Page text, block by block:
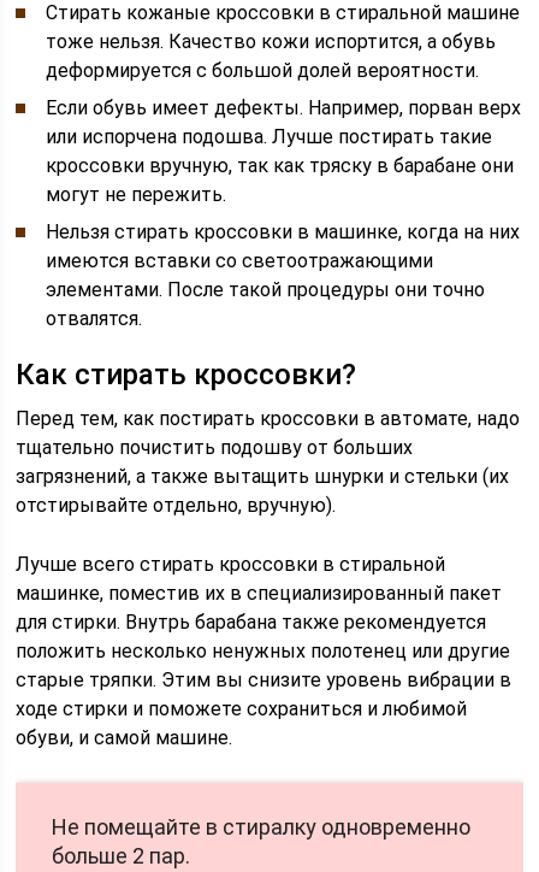
Стирать кожаные кроссовки в стиральной машине
тоже нельзя. Качество кожи испортится, а обувь
деформируется с большой долей вероятности.
Если обувь имеет дефекты. Например, порван верх
или испорчена подошва. Лучше постирать такие
кроссовки вручную, так как тряску в барабане они
могут не пережить.
Нельзя стирать кроссовки в машинке, когда на них
имеются вставки со светоотражающими
элементами. После такой процедуры они точно
отвалятся.
Как стирать кроссовки?
Перед тем, как постирать кроссовки в автомате, надо
тщательно почистить подошву от больших
загрязнений, а также вытащить шнурки и стельки (их
отстирывайте отдельно, вручную).
Лучше всего стирать кроссовки в стиральной
машинке, поместив их в специализированный пакет
для стирки. Внутрь барабана также рекомендуется
положить несколько ненужных полотенец или другие
старые тряпки. Этим вы снизите уровень вибрации в
ходе стирки и поможете сохраниться и любимой
обуви, и самой машине.
Не помещайте в стиралку одновременно
больше 2 пар.